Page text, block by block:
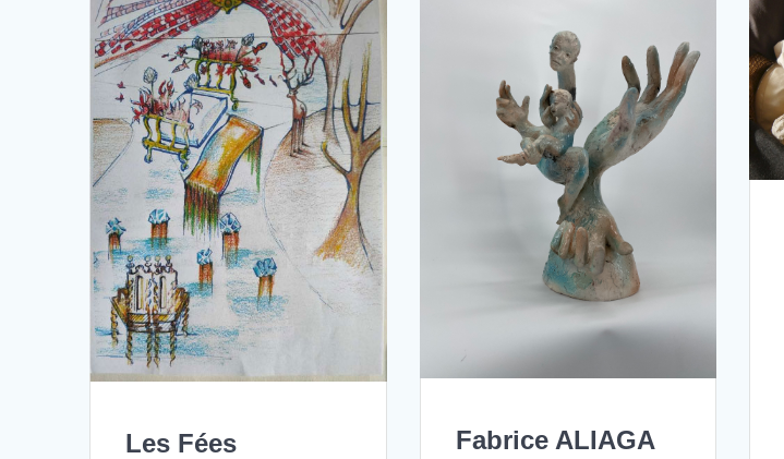
Les Fées
Fabrice ALIAGA